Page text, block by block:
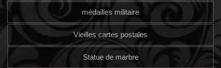
médailles militaire
Vieilles cartes postales
Statue de marbre